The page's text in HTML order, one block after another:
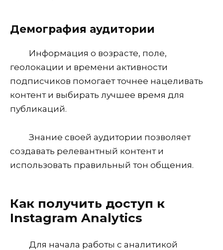
Демография аудитории
Информация о возрасте, поле,
геолокации и времени активности
подписчиков помогает точнее нацеливать
контент и выбирать лучшее время для
публикаций.
Знание своей аудитории позволяет
создавать релевантный контент и
использовать правильный тон общения.
Как получить доступ к
Instagram Analytics
Для начала работы с аналитикой